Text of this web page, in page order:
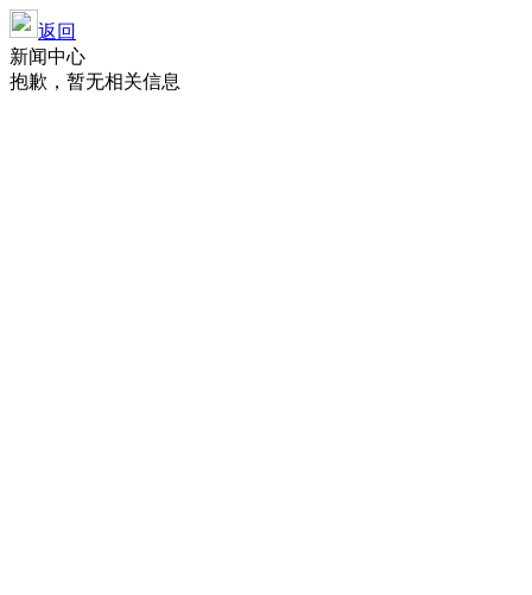
返回
新闻中心
抱歉，暂无相关信息